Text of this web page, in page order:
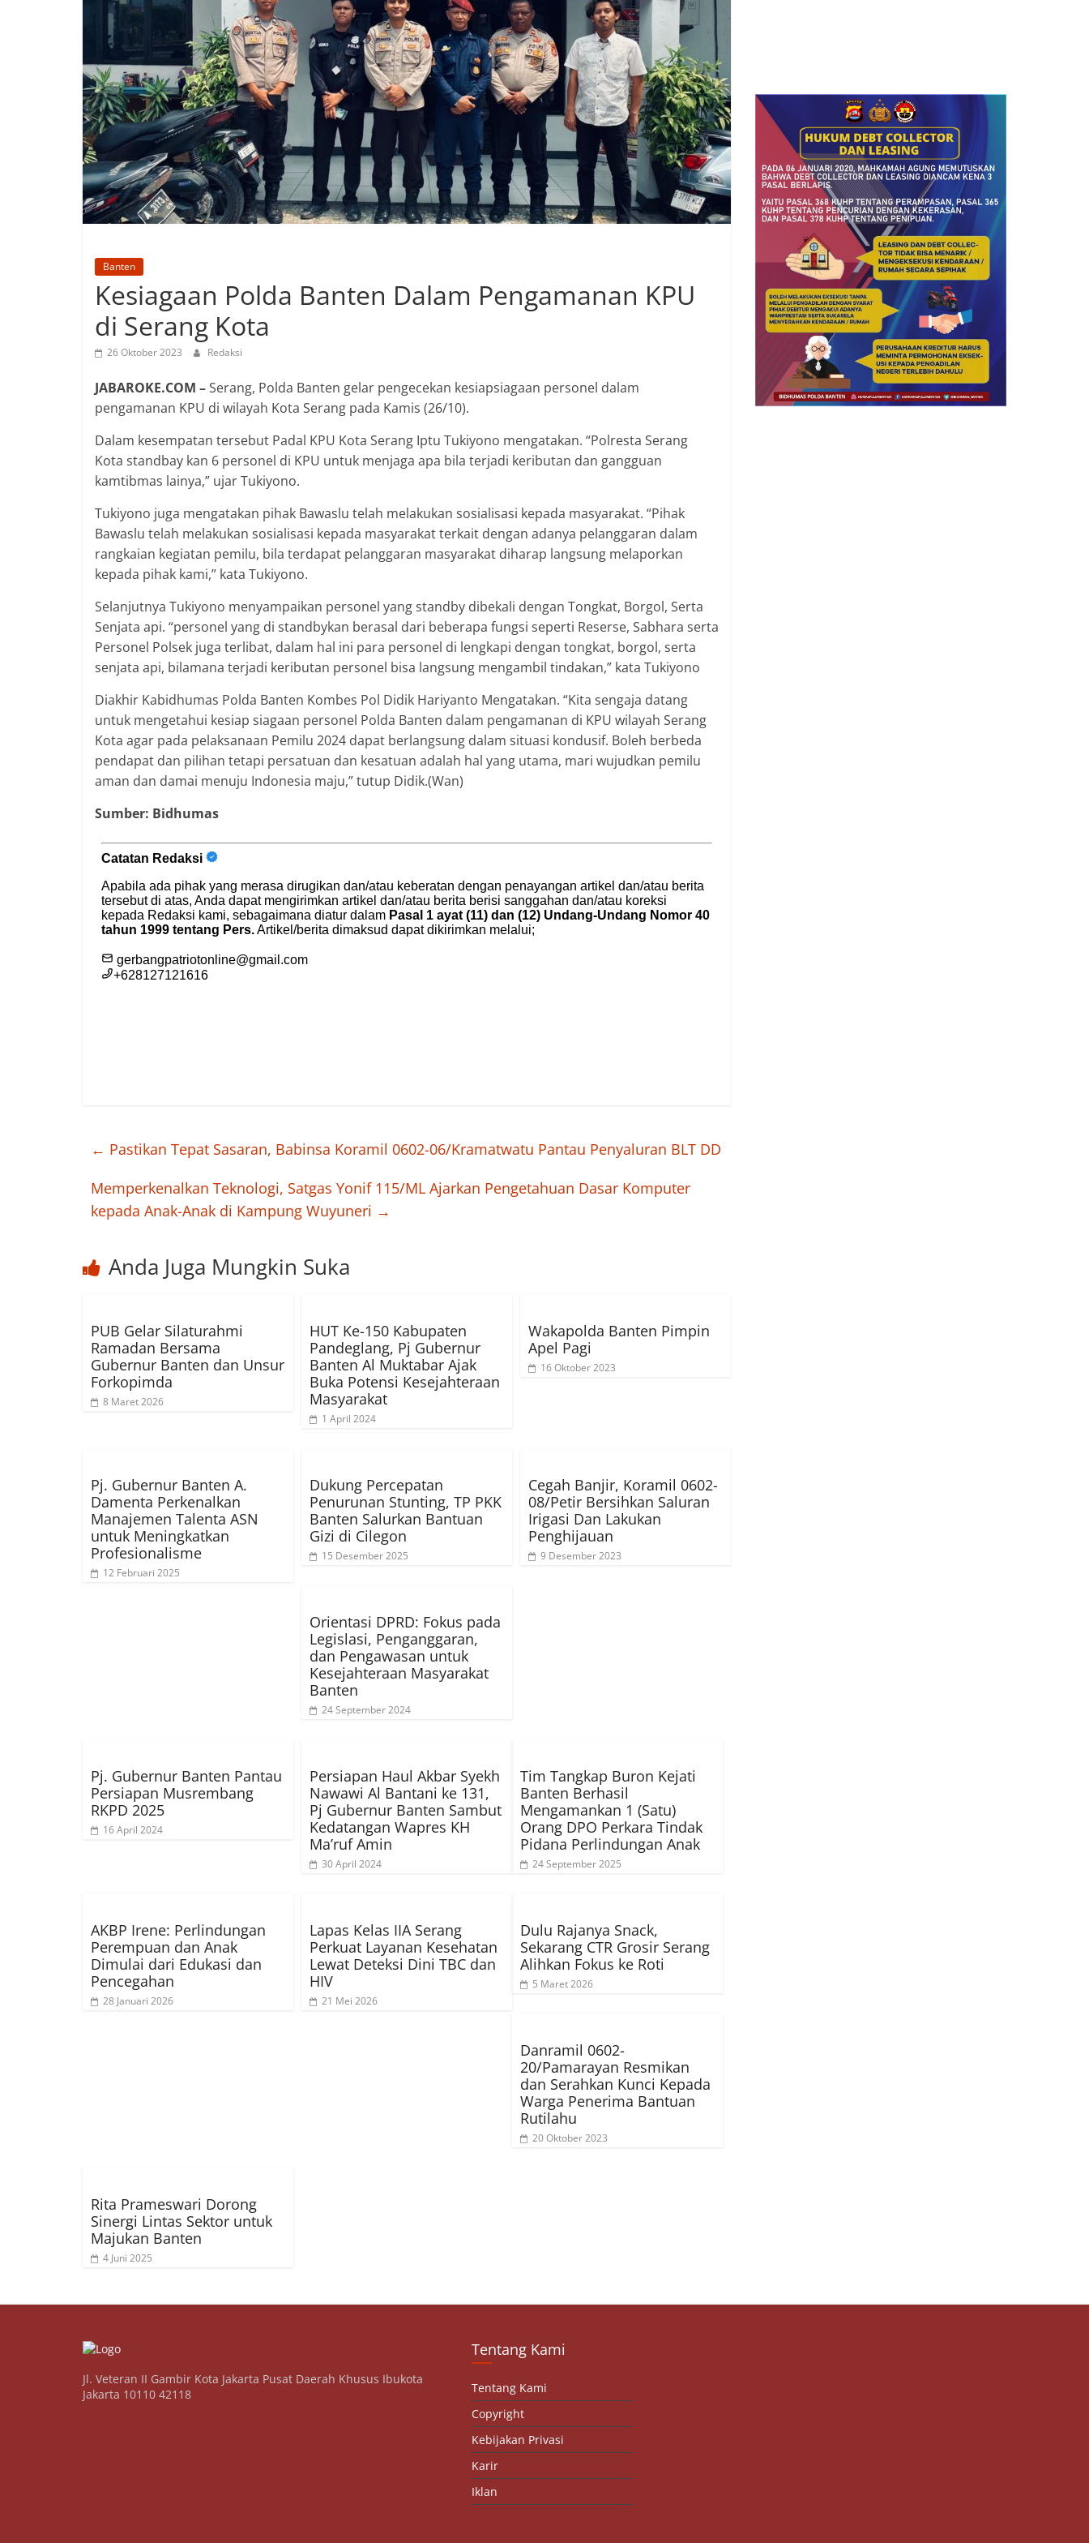
Banten
Kesiagaan Polda Banten Dalam Pengamanan KPU
di Serang Kota
26 Oktober 2023 Redaksi
JABAROKE.COM –Serang, Polda Banten gelar pengecekan kesiapsiagaan personel dalam
pengamanan KPU di wilayah Kota Serang pada Kamis (26/10).
Dalam kesempatan tersebut Padal KPU Kota Serang Iptu Tukiyono mengatakan. “Polresta Serang
Kota standbay kan 6 personel di KPU untuk menjaga apa bila terjadi keributan dan gangguan
kamtibmas lainya,” ujar Tukiyono.
Tukiyono juga mengatakan pihak Bawaslu telah melakukan sosialisasi kepada masyarakat. “Pihak
Bawaslu telah melakukan sosialisasi kepada masyarakat terkait dengan adanya pelanggaran dalam
rangkaian kegiatan pemilu, bila terdapat pelanggaran masyarakat diharap langsung melaporkan
kepada pihak kami,” kata Tukiyono.
Selanjutnya Tukiyono menyampaikan personel yang standby dibekali dengan Tongkat, Borgol, Serta
Senjata api. “personel yang di standbykan berasal dari beberapa fungsi seperti Reserse, Sabhara serta
Personel Polsek juga terlibat, dalam hal ini para personel di lengkapi dengan tongkat, borgol, serta
senjata api, bilamana terjadi keributan personel bisa langsung mengambil tindakan,” kata Tukiyono
Diakhir Kabidhumas Polda Banten Kombes Pol Didik Hariyanto Mengatakan. “Kita sengaja datang
untuk mengetahui kesiap siagaan personel Polda Banten dalam pengamanan di KPU wilayah Serang
Kota agar pada pelaksanaan Pemilu 2024 dapat berlangsung dalam situasi kondusif. Boleh berbeda
pendapat dan pilihan tetapi persatuan dan kesatuan adalah hal yang utama, mari wujudkan pemilu
aman dan damai menuju Indonesia maju,” tutup Didik.(Wan)
Sumber: Bidhumas
← Pastikan Tepat Sasaran, Babinsa Koramil 0602-06/Kramatwatu Pantau Penyaluran BLT DD
Memperkenalkan Teknologi, Satgas Yonif 115/ML Ajarkan Pengetahuan Dasar Komputer
kepada Anak-Anak di Kampung Wuyuneri →
Anda Juga Mungkin Suka
PUB Gelar Silaturahmi
Ramadan Bersama
Gubernur Banten dan Unsur
Forkopimda
8 Maret 2026
HUT Ke-150 Kabupaten
Pandeglang, Pj Gubernur
Banten Al Muktabar Ajak
Buka Potensi Kesejahteraan
Masyarakat
1 April 2024
Wakapolda Banten Pimpin
Apel Pagi
16 Oktober 2023
Pj. Gubernur Banten A.
Damenta Perkenalkan
Manajemen Talenta ASN
untuk Meningkatkan
Profesionalisme
12 Februari 2025
Dukung Percepatan
Penurunan Stunting, TP PKK
Banten Salurkan Bantuan
Gizi di Cilegon
15 Desember 2025
Cegah Banjir, Koramil 0602-
08/Petir Bersihkan Saluran
Irigasi Dan Lakukan
Penghijauan
9 Desember 2023
Orientasi DPRD: Fokus pada
Legislasi, Penganggaran,
dan Pengawasan untuk
Kesejahteraan Masyarakat
Banten
24 September 2024
Pj. Gubernur Banten Pantau
Persiapan Musrembang
RKPD 2025
16 April 2024
Persiapan Haul Akbar Syekh
Nawawi Al Bantani ke 131,
Pj Gubernur Banten Sambut
Kedatangan Wapres KH
Ma’ruf Amin
30 April 2024
Tim Tangkap Buron Kejati
Banten Berhasil
Mengamankan 1 (Satu)
Orang DPO Perkara Tindak
Pidana Perlindungan Anak
24 September 2025
AKBP Irene: Perlindungan
Perempuan dan Anak
Dimulai dari Edukasi dan
Pencegahan
28 Januari 2026
Lapas Kelas IIA Serang
Perkuat Layanan Kesehatan
Lewat Deteksi Dini TBC dan
HIV
21 Mei 2026
Dulu Rajanya Snack,
Sekarang CTR Grosir Serang
Alihkan Fokus ke Roti
5 Maret 2026
Danramil 0602-
20/Pamarayan Resmikan
dan Serahkan Kunci Kepada
Warga Penerima Bantuan
Rutilahu
20 Oktober 2023
Rita Prameswari Dorong
Sinergi Lintas Sektor untuk
Majukan Banten
4 Juni 2025
Jl. Veteran II Gambir Kota Jakarta Pusat Daerah Khusus Ibukota
Jakarta 10110 42118
Tentang Kami
Tentang Kami
Copyright
Kebijakan Privasi
Karir
Iklan